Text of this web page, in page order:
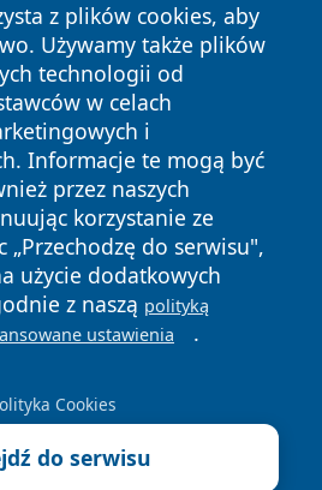
z plików cookies, aby
Używamy także plików
technologii od
w celach
i
Informacje te mogą być
przez naszych
korzystanie ze
do serwisu",
użycie dodatkowych
z naszą polityką
ustawienia .
Cookies
do serwisu
Wszystkie prawa
Polityka
Cookies